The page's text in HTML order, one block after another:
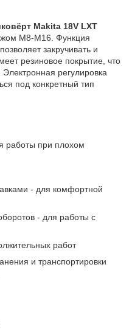
Makita 18V LXT
М8-М16. Функция
закручивать и
резиновое покрытие, что
Электронная регулировка
под конкретный тип
работы при плохом
- для комфортной
- для работы с
работ
и транспортировки